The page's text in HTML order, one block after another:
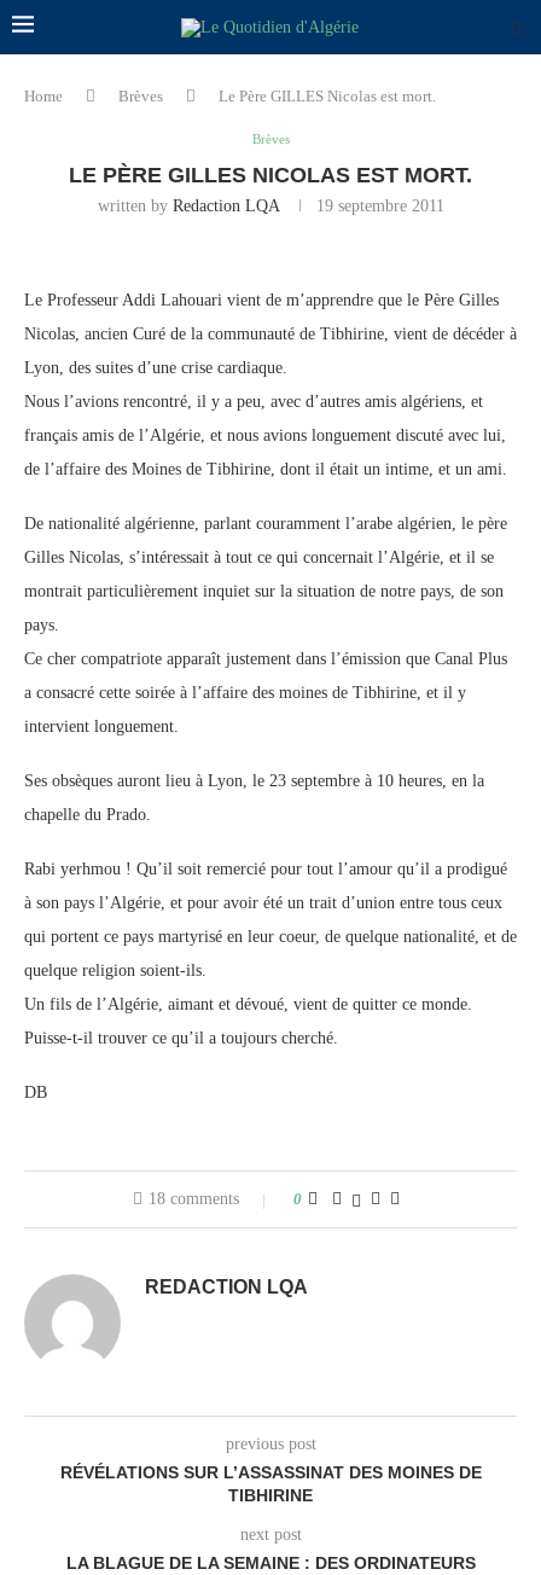
Home Brèves Le Père GILLES Nicolas est mort.
Brèves
LE PÈRE GILLES NICOLAS EST MORT.
written by Redaction LQA 19 septembre 2011
Le Professeur Addi Lahouari vient de m’apprendre que le Père Gilles
Nicolas, ancien Curé de la communauté de Tibhirine, vient de décéder à
Lyon, des suites d’une crise cardiaque.
Nous l’avions rencontré, il y a peu, avec d’autres amis algériens, et
français amis de l’Algérie, et nous avions longuement discuté avec lui,
de l’affaire des Moines de Tibhirine, dont il était un intime, et un ami.
De nationalité algérienne, parlant couramment l’arabe algérien, le père
Gilles Nicolas, s’intéressait à tout ce qui concernait l’Algérie, et il se
montrait particulièrement inquiet sur la situation de notre pays, de son
pays.
Ce cher compatriote apparaît justement dans l’émission que Canal Plus
a consacré cette soirée à l’affaire des moines de Tibhirine, et il y
intervient longuement.
Ses obsèques auront lieu à Lyon, le 23 septembre à 10 heures, en la
chapelle du Prado.
Rabi yerhmou ! Qu’il soit remercié pour tout l’amour qu’il a prodigué
à son pays l’Algérie, et pour avoir été un trait d’union entre tous ceux
qui portent ce pays martyrisé en leur coeur, de quelque nationalité, et de
quelque religion soient-ils.
Un fils de l’Algérie, aimant et dévoué, vient de quitter ce monde.
Puisse-t-il trouver ce qu’il a toujours cherché.
DB
18 comments 0
REDACTION LQA
previous post
RÉVÉLATIONS SUR L’ASSASSINAT DES MOINES DE
TIBHIRINE
next post
LA BLAGUE DE LA SEMAINE : DES ORDINATEURS